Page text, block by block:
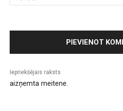
Iepriekšējais raksts
aizņemta meitene.